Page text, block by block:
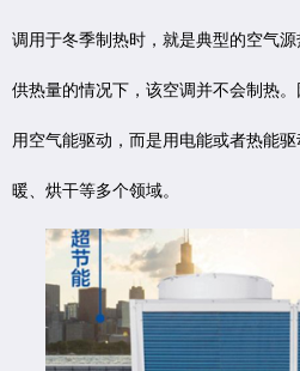
调用于冬季制热时，就是典型的空气
供热量的情况下，该空调并不会制热
用空气能驱动，而是用电能或者热能
暖、烘干等多个领域。